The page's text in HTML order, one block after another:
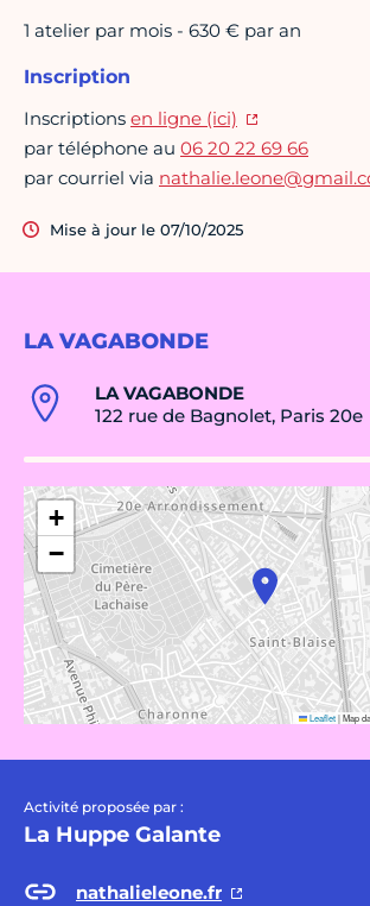
LA VAGABONDE
LA VAGABONDE
122 rue de Bagnolet, Paris 20e
+
−
Leaflet|Map
Activité proposée par :
La Huppe Galante
nathalieleone.fr
1 atelier par mois - 630 € par an
Inscription
Inscriptions en ligne (ici)
par téléphone au 06 20 22 69 66
par courriel via
Mise à jour le 07/10/2025